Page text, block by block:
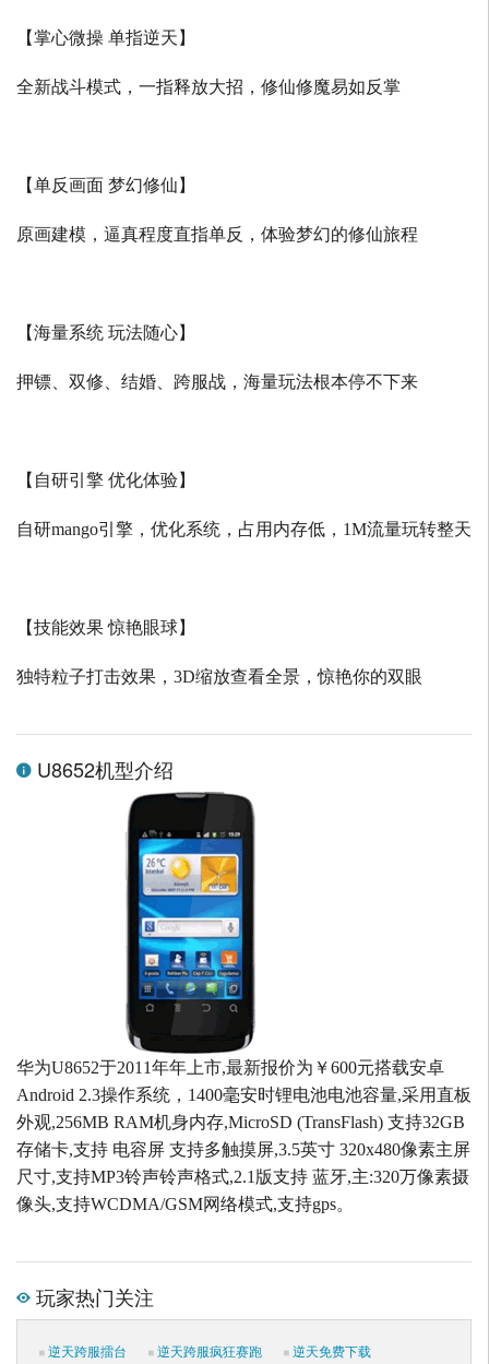
【掌心微操 单指逆天】
全新战斗模式，一指释放大招，修仙修魔易如反掌
【单反画面 梦幻修仙】
原画建模，逼真程度直指单反，体验梦幻的修仙旅程
【海量系统 玩法随心】
押镖、双修、结婚、跨服战，海量玩法根本停不下来
【自研引擎 优化体验】
自研mango引擎，优化系统，占用内存低， 1M流量玩转整天
【技能效果 惊艳眼球】
独特粒子打击效果， 3D缩放查看全景，惊艳你的双眼
U8652机型介绍
华为U8652于2011年年上市,最新报价为￥600元搭载安卓
Android 2.3操作系统，1400毫安时锂电池电池容量,采用直板
外观,256MB RAM机身内存,MicroSD (TransFlash) 支持32GB
存储卡,支持 电容屏 支持多触摸屏,3.5英寸 320x480像素主屏
尺寸,支持MP3铃声铃声格式,2.1版支持 蓝牙,主:320万像素摄
像头,支持WCDMA/GSM网络模式,支持gps。
玩家热门关注
逆天跨服擂台 逆天跨服疯狂赛跑
逆天免费下载